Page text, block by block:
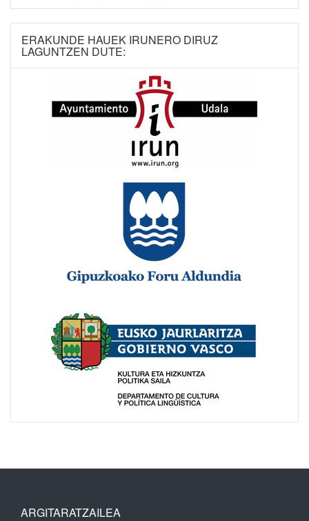
ERAKUNDE HAUEK IRUNERO DIRUZ
LAGUNTZEN DUTE:
ARGITARATZAILEA